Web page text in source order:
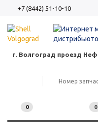
+7 (8442) 51-10-10
г. Волгоград проезд
0 0